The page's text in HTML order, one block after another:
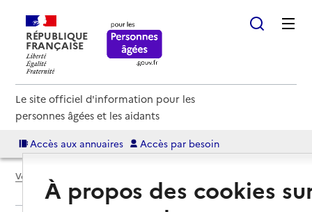
RÉPUBLIQUE
FRANÇAISE
Le site officiel d'information pour les
personnes âgées et les aidants
Accès aux annuaires Accès par besoin
Voir le fil d’Ariane
À propos des cookies